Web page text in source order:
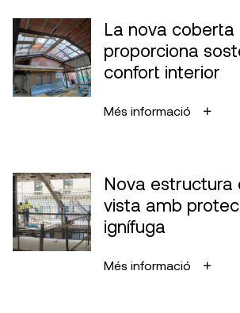
La nova coberta
proporciona
confort interior
Més informació
Nova estructura
vista amb
ignífuga
Més informació